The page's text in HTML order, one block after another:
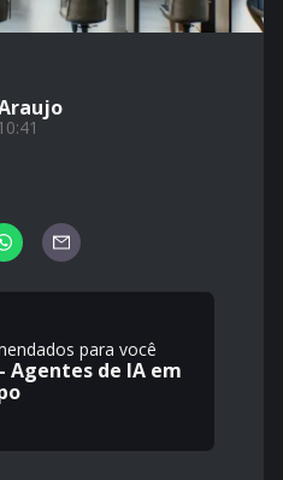
para você
Agentes de IA em